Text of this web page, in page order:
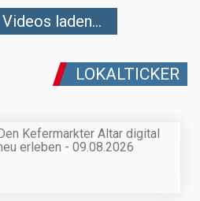
laden...
LOKALTICKER
Kefermarkter Altar digital
erleben - 09.08.2026